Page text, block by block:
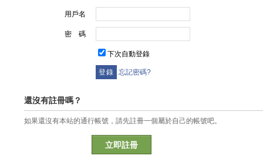
用戶名
密 碼
下次自動登錄
忘記密碼?
還沒有註冊嗎？
如果還沒有本站的通行帳號，請先註冊一個屬於自己的帳號吧。
立即註冊